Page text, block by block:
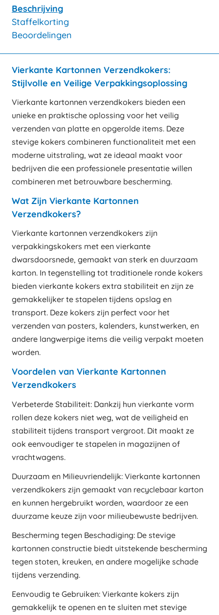
Beschrijving
Staffelkorting
Beoordelingen
Vierkante Kartonnen Verzendkokers:
Stijlvolle en Veilige Verpakkingsoplossing
Vierkante kartonnen verzendkokers bieden een
unieke en praktische oplossing voor het veilig
verzenden van platte en opgerolde items. Deze
stevige kokers combineren functionaliteit met een
moderne uitstraling, wat ze ideaal maakt voor
bedrijven die een professionele presentatie willen
combineren met betrouwbare bescherming.
Wat Zijn Vierkante Kartonnen
Verzendkokers?
Vierkante kartonnen verzendkokers zijn
verpakkingskokers met een vierkante
dwarsdoorsnede, gemaakt van sterk en duurzaam
karton. In tegenstelling tot traditionele ronde kokers
bieden vierkante kokers extra stabiliteit en zijn ze
gemakkelijker te stapelen tijdens opslag en
transport. Deze kokers zijn perfect voor het
verzenden van posters, kalenders, kunstwerken, en
andere langwerpige items die veilig verpakt moeten
worden.
Voordelen van Vierkante Kartonnen
Verzendkokers
Verbeterde Stabiliteit: Dankzij hun vierkante vorm
rollen deze kokers niet weg, wat de veiligheid en
stabiliteit tijdens transport vergroot. Dit maakt ze
ook eenvoudiger te stapelen in magazijnen of
vrachtwagens.
Duurzaam en Milieuvriendelijk: Vierkante kartonnen
verzendkokers zijn gemaakt van recyclebaar karton
en kunnen hergebruikt worden, waardoor ze een
duurzame keuze zijn voor milieubewuste bedrijven.
Bescherming tegen Beschadiging: De stevige
kartonnen constructie biedt uitstekende bescherming
tegen stoten, kreuken, en andere mogelijke schade
tijdens verzending.
Eenvoudig te Gebruiken: Vierkante kokers zijn
gemakkelijk te openen en te sluiten met stevige